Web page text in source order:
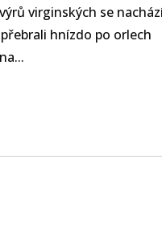
virginských se
hnízdo po orlech